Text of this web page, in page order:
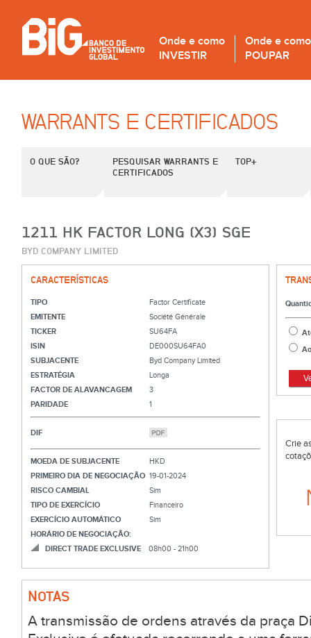
Onde e como
INVESTIR
Onde e como
POUPAR
WARRANTS E CERTIFICADOS
O QUE SÃO?
PESQUISAR WARRANTS E
CERTIFICADOS
TOP+
1211 HK FACTOR LONG (X3) SGE
BYD COMPANY LIMITED
CARACTERÍSTICAS
TIPO
Factor Certificate
EMITENTE
Société Générale
TICKER
SU64FA
ISIN
DE000SU64FA0
SUBJACENTE
Byd Company Limited
ESTRATÉGIA
Longa
FACTOR DE ALAVANCAGEM
3
PARIDADE
1
DIF
MOEDA DE SUBJACENTE
HKD
PRIMEIRO DIA DE NEGOCIAÇÃO 19-01-2024
RISCO CAMBIAL
Sim
TIPO DE EXERCÍCIO
Financeiro
EXERCÍCIO AUTOMÁTICO
Sim
HORÁRIO DE NEGOCIAÇÃO:
DIRECT TRADE EXCLUSIVE
08h00 - 21h00
Crie
NOTAS
A transmissão de ordens através da praça